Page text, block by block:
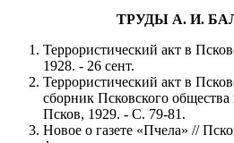
ТРУДЫ А. И.
Террористический акт в
1928. - 26 сент.
Террористический акт в
сборник Псковского
Псков, 1929. - С. 79-81.
Новое о газете «Пчела» //